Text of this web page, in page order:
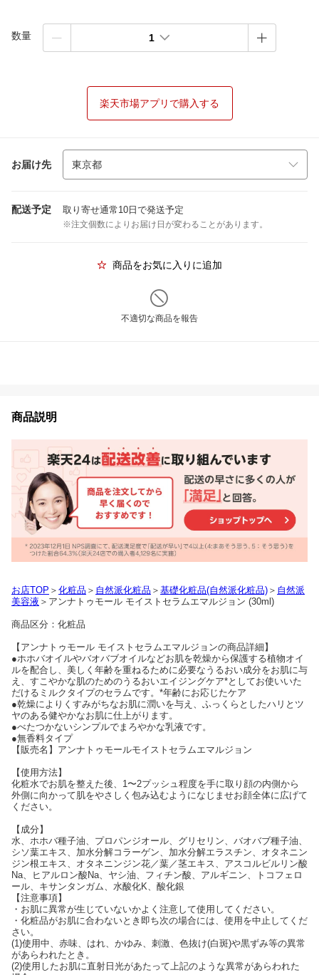
数量 1
楽天市場アプリで購入する
お届け先
配送予定 取り寄せ通常10日で発送予定
※注文個数によりお届け日が変わることがあります。
商品をお気に入りに追加
不適切な商品を報告
商品説明
お店TOP ＞ 化粧品 ＞ 自然派化粧品 ＞ 基礎化粧品(自然派化粧品) ＞ 自然派
美容液 ＞アンナトゥモール モイストセラムエマルジョン (30ml)
商品区分：化粧品
【アンナトゥモール モイストセラムエマルジョンの商品詳細】
●ホホバオイルやバオバブオイルなどお肌を乾燥から保護する植物オイ
ルを配合し、美しく年齢を重ねるために必要なうるおい成分をお肌に与
え、すこやかな肌のためのうるおいエイジングケア*としてお使いいた
だけるミルクタイプのセラムです。*年齢にお応じたケア
●乾燥によりくすみがちなお肌に潤いを与え、ふっくらとしたハリとツ
ヤのある健やかなお肌に仕上がります。
●べたつかないシンプルでまろやかな乳液です。
●無香料タイプ
【販売名】アンナトゥモールモイストセラムエマルジョン
【使用方法】
化粧水でお肌を整えた後、1〜2プッシュ程度を手に取り顔の内側から
外側に向かって肌をやさしく包み込むようになじませお顔全体に広げて
ください。
【成分】
水、ホホバ種子油、プロパンジオール、グリセリン、バオバブ種子油、
シソ葉エキス、加水分解コラーゲン、加水分解エラスチン、オタネニン
ジン根エキス、オタネニンジン花／葉／茎エキス、アスコルビルリン酸
Na、ヒアルロン酸Na、ヤシ油、フィチン酸、アルギニン、トコフェロ
ール、キサンタンガム、水酸化K、酸化銀
【注意事項】
・お肌に異常が生じていないかよく注意して使用してください。
・化粧品がお肌に合わないとき即ち次の場合には、使用を中止してくだ
さい。
(1)使用中、赤味、はれ、かゆみ、刺激、色抜け(白斑)や黒ずみ等の異常
があらわれたとき。
(2)使用したお肌に直射日光があたって上記のような異常があらわれた